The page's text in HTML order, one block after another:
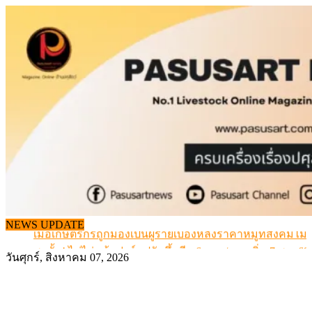
content
NEWS UPDATE
สกัดลักลอบนำเข้าเอ็นโคแช่แข็งกว่า 12.6 ตัน สมุทรสาคร
เมื่อเกษตรกรถูกมองเป็นผู้ร้ายเบื้องหลังราคาหมูที่สังคมไม่
สุดอั้น! ไข่ไก่หน้าฟาร์มปรับขึ้นอีก 6 บาท/แผง เริ่ม 7 ส.ค.69
วันศุกร์, สิงหาคม 07, 2026